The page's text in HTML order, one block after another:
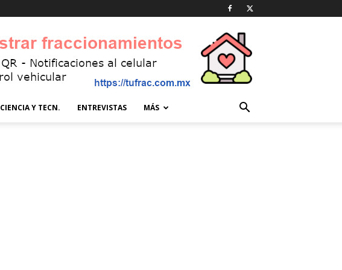
CIENCIA Y TECN. ENTREVISTAS MÁS